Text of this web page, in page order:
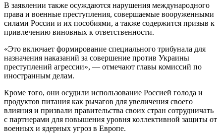
В заявлении также осуждаются нарушения международного
права и военные преступления, совершаемые вооруженными
силами России и их пособиями, а также содержится призыв к
привлечению виновных к ответственности.
«Это включает формирование специального трибунала для
назначения наказаний за совершение против Украины
преступлений агрессии», — отмечают главы комиссий по
иностранным делам.
Кроме того, они осудили использование Россией голода и
продуктов питания как рычагов для увеличения своего
влияния и призвали правительства своих стран сотрудничать
с партнерами для повышения уровня коллективной защиты от
военных и ядерных угроз в Европе.